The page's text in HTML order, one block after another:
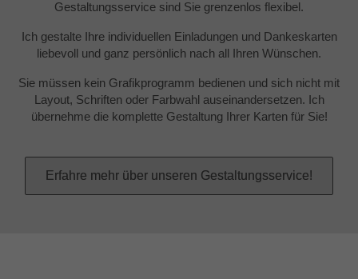
Gestaltungsservice sind Sie grenzenlos flexibel.
Ich gestalte Ihre individuellen Einladungen und Dankeskarten
liebevoll und ganz persönlich nach all Ihren Wünschen.
Sie müssen kein Grafikprogramm bedienen und sich nicht mit
Layout, Schriften oder Farbwahl auseinandersetzen. Ich
übernehme die komplette Gestaltung Ihrer Karten für Sie!
Erfahre mehr über unseren Gestaltungsservice!